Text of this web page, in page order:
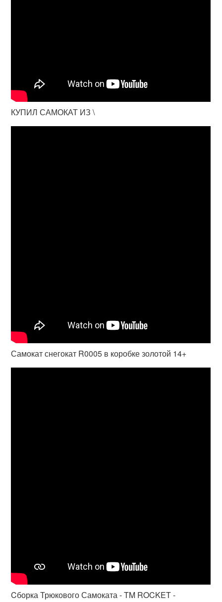
КУПИЛ САМОКАТ ИЗ \
Самокат снегокат R0005 в коробке золотой 14+
Cборка Трюкового Самоката - TM ROCKET -